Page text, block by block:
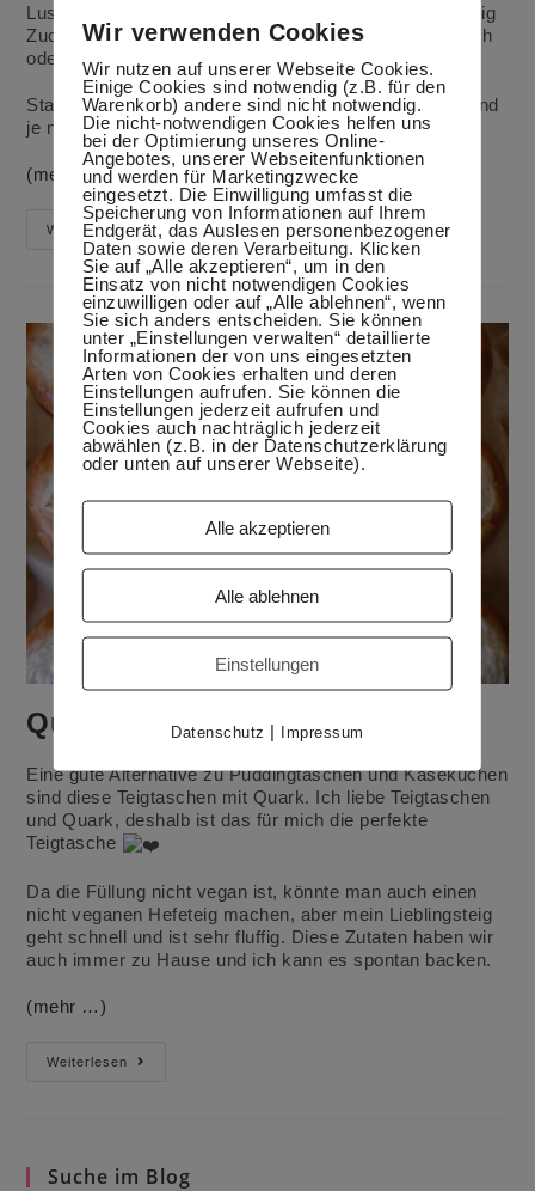
Lust auf Käsekuchen ohne Reue? Schnell und mit wenig
Zucker kannst du diesen Käsekuchen gut als Nachtisch
oder Zwischenmahlzeit zubereiten.
Statt Rosinen kannst du auch frisches Obst nehmen und
je nach Sorte komplett auf Zucker verzichten.
(mehr …)
WeiterlesenKinderliebling
–
Käsekuchen
Ohne
Boden
Quarktaschen
Eine gute Alternative zu Puddingtaschen und Käsekuchen
sind diese Teigtaschen mit Quark. Ich liebe Teigtaschen
und Quark, deshalb ist das für mich die perfekte
Teigtasche
Da die Füllung nicht vegan ist, könnte man auch einen
nicht veganen Hefeteig machen, aber mein Lieblingsteig
geht schnell und ist sehr fluffig. Diese Zutaten haben wir
auch immer zu Hause und ich kann es spontan backen.
(mehr …)
Weiterlesen Quarktaschen
Suche im Blog
Wir verwenden Cookies
Wir nutzen auf unserer Webseite Cookies.
Einige Cookies sind notwendig (z.B. für den
Warenkorb) andere sind nicht notwendig.
Die nicht-notwendigen Cookies helfen uns
bei der Optimierung unseres Online-
Angebotes, unserer Webseitenfunktionen
und werden für Marketingzwecke
eingesetzt. Die Einwilligung umfasst die
Speicherung von Informationen auf Ihrem
Endgerät, das Auslesen personenbezogener
Daten sowie deren Verarbeitung. Klicken
Sie auf „Alle akzeptieren“, um in den
Einsatz von nicht notwendigen Cookies
einzuwilligen oder auf „Alle ablehnen“, wenn
Sie sich anders entscheiden. Sie können
unter „Einstellungen verwalten“ detaillierte
Informationen der von uns eingesetzten
Arten von Cookies erhalten und deren
Einstellungen aufrufen. Sie können die
Einstellungen jederzeit aufrufen und
Cookies auch nachträglich jederzeit
abwählen (z.B. in der Datenschutzerklärung
oder unten auf unserer Webseite).
Alle akzeptieren
Alle ablehnen
Einstellungen
Datenschutz | Impressum